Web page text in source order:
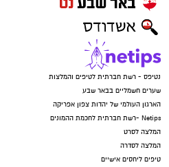
נטיפס - רשת חברתית לטיפים והמלצות
שערים חשמליים בבאר שבע
הארגון העולמי של יהדות צפון אפריקה
Netips -רשת חברתית לחכמת ההמונים
המלצה לסרט
המלצה לסדרה
טיפים ליחסים אישיים